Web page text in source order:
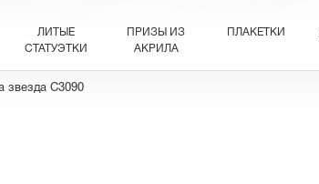
ЛИТЫЕ
СТАТУЭТКИ
ПРИЗЫ ИЗ
АКРИЛА
ПЛАКЕТКИ
звезда C3090